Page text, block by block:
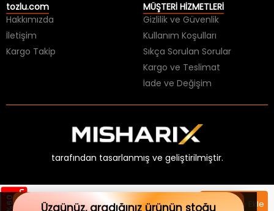
%
6
0
İ
n
d
i
r
im 1499,99 TL Sepete Ekle
tozlu.com
Hakkımızda
İletişim
Kargo Takip
MÜŞTERİ HİZMETLERİ
Gizlilik ve Güvenlik
Kullanım Koşulları
Sıkça Sorulan Sorular
Kargo ve Teslimat
İade ve Değişim
tarafından tasarlanmış ve geliştirilmiştir.
Üzgünüz, aradığınız ürünün stoğu